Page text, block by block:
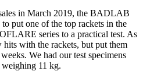
in March 2019, the BADLAB
put one of the top rackets in the
series to a practical test. As
with the rackets, but put them
We had our test specimens
weighing 11 kg.